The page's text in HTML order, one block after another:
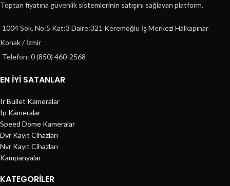
Toptan fiyatına güvenlik sistemlerinin satışını sağlayan platform.
1004 Sok. No:5 Kat:3 Daire:321 Keremoğlu İş Merkezi Halkapınar
Konak / İzmir
Telefon: 0 (850) 460-2568
EN İYİ SATANLAR
Ir Bullet Kameralar
Ip Kameralar
Speed Dome Kameralar
Dvr Kayıt Cihazları
Nvr Kayıt Cihazları
Kampanyalar
KATEGORILER